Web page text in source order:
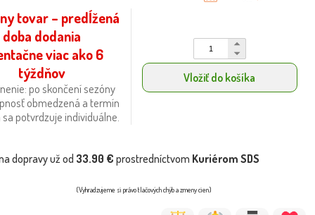
tovar – predĺžená
doba dodania
viac ako 6
týždňov
po skončení sezóny
obmedzená a termín
potvrdzuje individuálne.
Vložiť do košíka
dopravy už od 33.90 € prostredníctvom Kuriérom SDS
(Vyhradzujeme si právo tlačových chýb a zmeny cien)